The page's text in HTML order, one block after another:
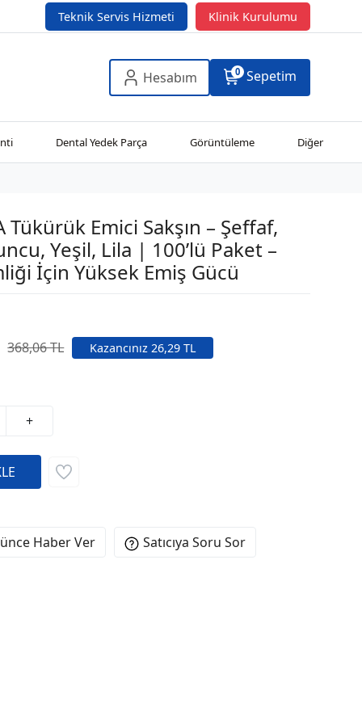
Teknik Servis Hizmeti Klinik Kurulumu
Hesabım 0 Sepetim
Dental Yedek Parça Görüntüleme Diğer
Tükürük Emici Sakşın – Şeffaf,
Yeşil, Lila | 100’lü Paket –
İçin Yüksek Emiş Gücü
368,06 TL Kazancınız 26,29 TL
+
Haber Ver Satıcıya Soru Sor